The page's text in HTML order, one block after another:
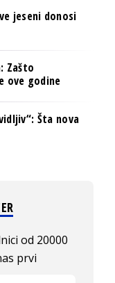
jeseni donosi
Zašto
ove godine
Šta nova
od 20000
prvi